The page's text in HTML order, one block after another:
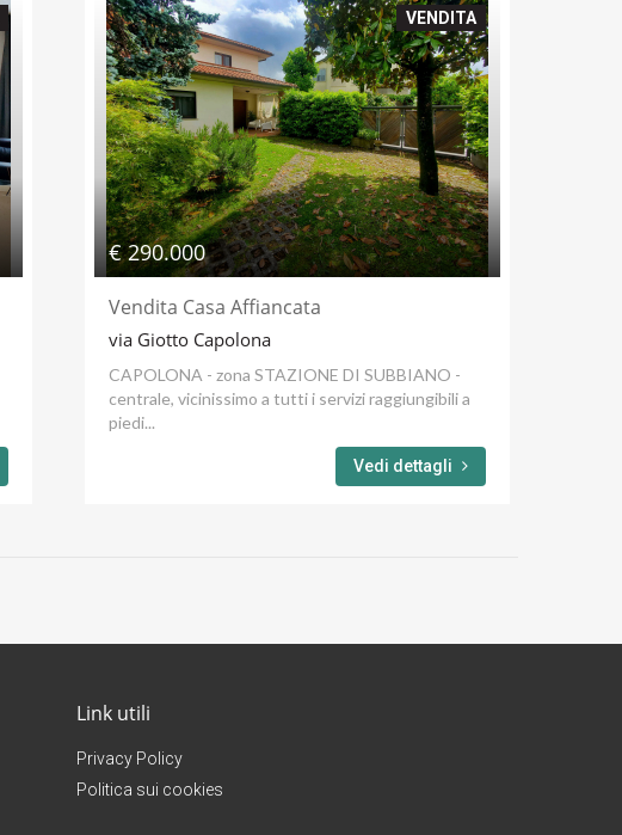
VENDITA
€ 290.000
Vendita Casa Affiancata
via Giotto Capolona
CAPOLONA - zona STAZIONE DI SUBBIANO -
centrale, vicinissimo a tutti i servizi raggiungibili a
piedi...
Vedi dettagli
Link utili
Privacy Policy
Politica sui cookies